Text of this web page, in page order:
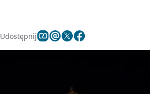
Udostępnij